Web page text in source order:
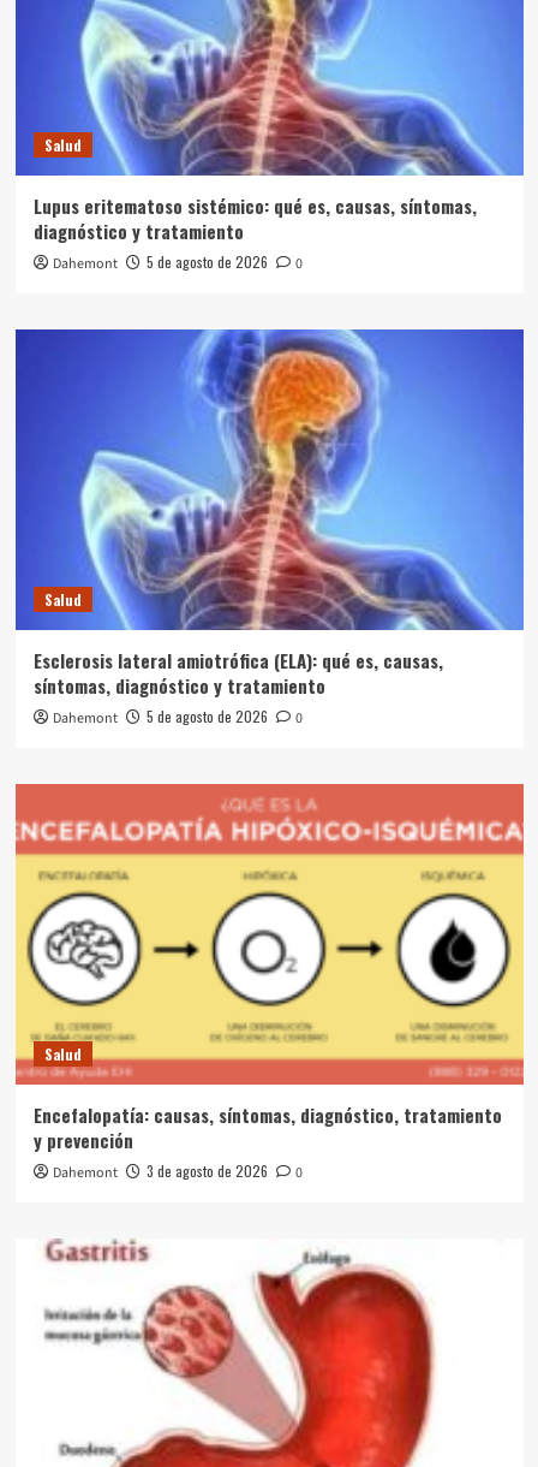
Salud
Lupus eritematoso sistémico: qué es, causas, síntomas,
diagnóstico y tratamiento
Dahemont 5 de agosto de 2026 0
Salud
Esclerosis lateral amiotrófica (ELA): qué es, causas,
síntomas, diagnóstico y tratamiento
Dahemont 5 de agosto de 2026 0
Salud
Encefalopatía: causas, síntomas, diagnóstico, tratamiento
y prevención
Dahemont 3 de agosto de 2026 0